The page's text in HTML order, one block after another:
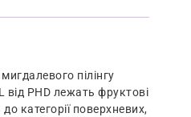
пілінгу
від PHD лежать фруктові
категорії поверхневих,